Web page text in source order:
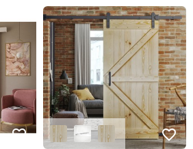
favorite_border favorite_border